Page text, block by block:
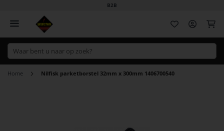
B2B
Home Nilfisk parketborstel 32mm x 300mm 1406700540